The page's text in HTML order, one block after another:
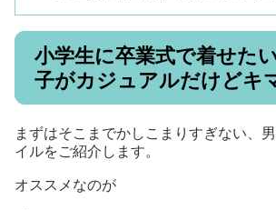
小学生に卒業式で着せた
子がカジュアルだけどキ
まずはそこまでかしこまりすぎない、
イルをご紹介します。
オススメなのが